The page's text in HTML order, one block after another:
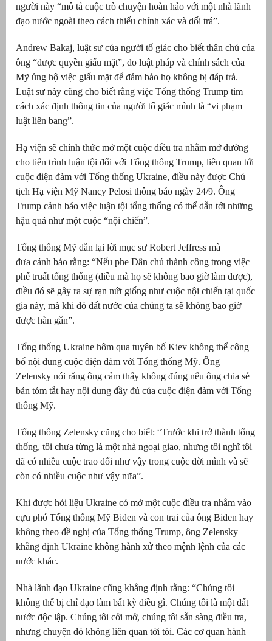
người này “mô tả cuộc trò chuyện hoàn hảo với một nhà lãnh
đạo nước ngoài theo cách thiếu chính xác và dối trá”.
Andrew Bakaj, luật sư của người tố giác cho biết thân chủ của
ông “được quyền giấu mặt”, do luật pháp và chính sách của
Mỹ ủng hộ việc giấu mặt để đảm bảo họ không bị đáp trả.
Luật sư này cũng cho biết rằng việc Tổng thống Trump tìm
cách xác định thông tin của người tố giác mình là “vi phạm
luật liên bang”.
Hạ viện sẽ chính thức mở một cuộc điều tra nhằm mở đường
cho tiến trình luận tội đối với Tổng thống Trump, liên quan tới
cuộc điện đàm với Tổng thống Ukraine, điều này được Chủ
tịch Hạ viện Mỹ Nancy Pelosi thông báo ngày 24/9. Ông
Trump cảnh báo việc luận tội tổng thống có thể dẫn tới những
hậu quả như một cuộc “nội chiến”.
Tổng thống Mỹ dẫn lại lời mục sư Robert Jeffress mà
đưa cảnh báo rằng: “Nếu phe Dân chủ thành công trong việc
phế truất tổng thống (điều mà họ sẽ không bao giờ làm được),
điều đó sẽ gây ra sự rạn nứt giống như cuộc nội chiến tại quốc
gia này, mà khi đó đất nước của chúng ta sẽ không bao giờ
được hàn gắn”.
Tổng thống Ukraine hôm qua tuyên bố Kiev không thể công
bố nội dung cuộc điện đàm với Tổng thống Mỹ. Ông
Zelensky nói rằng ông cảm thấy không đúng nếu ông chia sẻ
bản tóm tắt hay nội dung đầy đủ của cuộc điện đàm với Tổng
thống Mỹ.
Tổng thống Zelensky cũng cho biết: “Trước khi trở thành tổng
thống, tôi chưa từng là một nhà ngoại giao, nhưng tôi nghĩ tôi
đã có nhiều cuộc trao đổi như vậy trong cuộc đời mình và sẽ
còn có nhiều cuộc như vậy nữa”.
Khi được hỏi liệu Ukraine có mở một cuộc điều tra nhằm vào
cựu phó Tổng thống Mỹ Biden và con trai của ông Biden hay
không theo đề nghị của Tổng thống Trump, ông Zelensky
khẳng định Ukraine không hành xử theo mệnh lệnh của các
nước khác.
Nhà lãnh đạo Ukraine cũng khẳng định rằng: “Chúng tôi
không thể bị chỉ đạo làm bất kỳ điều gì. Chúng tôi là một đất
nước độc lập. Chúng tôi cởi mở, chúng tôi sẵn sàng điều tra,
nhưng chuyện đó không liên quan tới tôi. Các cơ quan hành